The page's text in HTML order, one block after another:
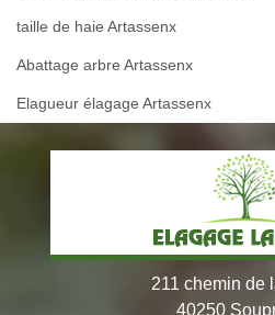
taille de haie Artassenx
Abattage arbre Artassenx
Elagueur élagage Artassenx
211 chemin de
40250